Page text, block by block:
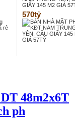
GIẤY 145 M2 GIÁ
570tỷ
48m2x6T
ph